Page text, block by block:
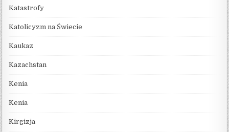
Katastrofy
Katolicyzm na Świecie
Kaukaz
Kazachstan
Kenia
Kenia
Kirgizja